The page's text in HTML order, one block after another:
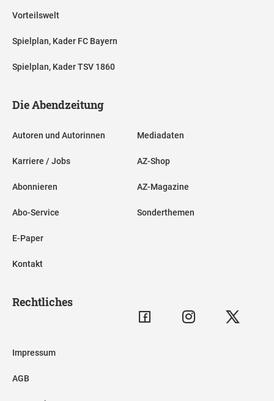
Vorteilswelt
Spielplan, Kader FC Bayern
Spielplan, Kader TSV 1860
Die Abendzeitung
Autoren und Autorinnen
Karriere / Jobs
Abonnieren
Abo-Service
E-Paper
Kontakt
Mediadaten
AZ-Shop
AZ-Magazine
Sonderthemen
Rechtliches
Impressum
AGB